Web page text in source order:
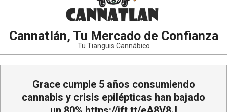
Cannatlán, Tu Mercado de Confianza
Tu Tianguis Cannábico
navegación
Grace cumple 5 años consumiendo
cannabis y crisis epilépticas han bajado